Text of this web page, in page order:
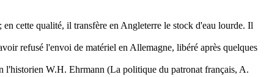
cette qualité, il transfère en Angleterre le stock d'eau lourde. Il
refusé l'envoi de matériel en Allemagne, libéré après quelques
l'historien W.H. Ehrmann (La politique du patronat français, A.